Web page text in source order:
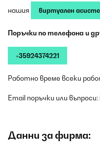
нашия
виртуален
Поръчки по телефона и
+35924374221
Работно време всеки
Email поръчки или въпроси:
Данни за фирма: